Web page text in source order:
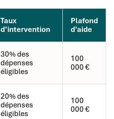
Taux
d’intervention
Plafond
d’aide
30% des
dépenses
éligibles
100
000 €
20% des
dépenses
éligibles
100
000 €